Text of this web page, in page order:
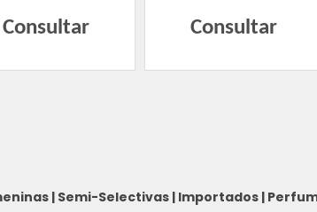
Consultar Consultar
| Semi-Selectivas| Importados|